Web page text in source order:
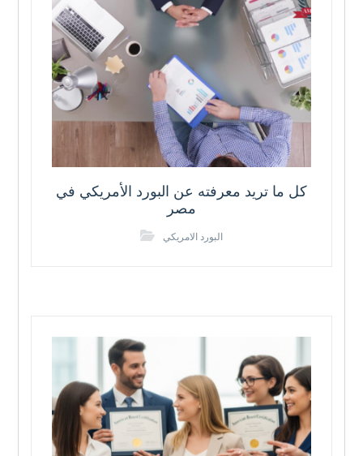
كل ما تريد معرفته عن البورد الأمريكي في
مصر
البورد الامريكي